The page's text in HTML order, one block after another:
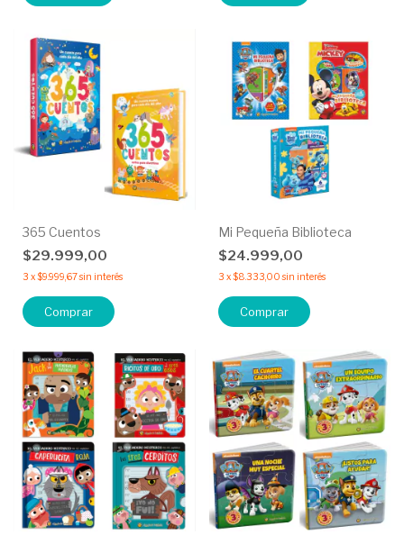
365 Cuentos
$29.999,00
3 x$9.999,67sin interés
Comprar
Mi Pequeña Biblioteca
$24.999,00
3 x$8.333,00 sin interés
Comprar